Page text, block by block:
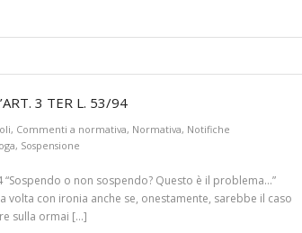
3 TER L. 53/94
, Commenti a normativa, Normativa, Notifiche
, Sospensione
94 “Sospendo o non sospendo? Questo è il problema…”
con ironia anche se, onestamente, sarebbe il caso
sulla ormai […]